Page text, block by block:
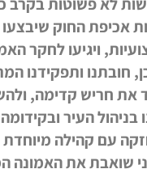
אכיפת החוק
ויגיעו לחקר
חובתנו ותפקידנו
את חריש קדימה,
בניהול העיר
עם קהילה מיוחדת
שואבת את האמונה